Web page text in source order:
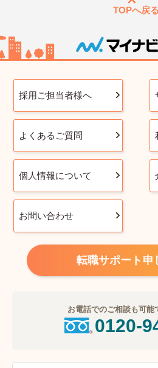
TOPへ戻る
採用ご担当者様へ
よくあるご質問
個人情報について
お問い合わせ
転職サポート申
お電話でのご相談も可能
0120-